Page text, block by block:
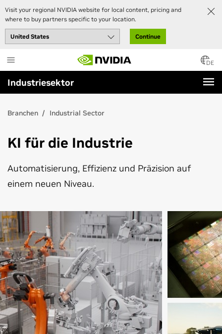
Visit your regional NVIDIA website for local content, pricing and
where to buy partners specific to your location.
Continue
to
main
content
DE
Industriesektor
Branchen Industrial Sector
KI für die Industrie
Automatisierung, Effizienz und Präzision auf
einem neuen Niveau.